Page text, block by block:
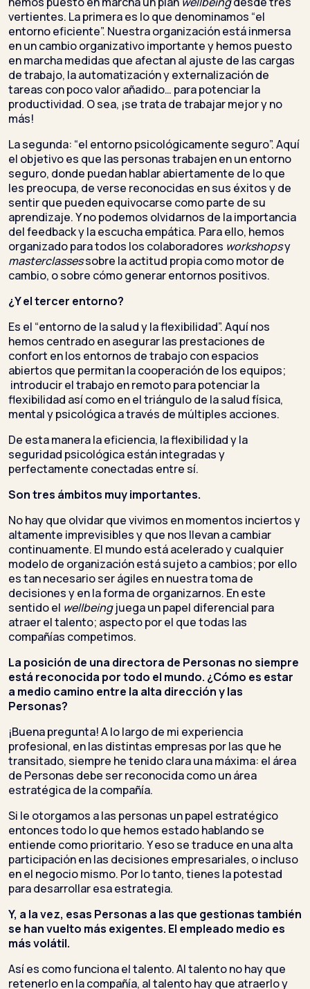
vertientes. La primera es lo que denominamos “el
entorno eficiente”. Nuestra organización está inmersa
en un cambio organizativo importante y hemos puesto
en marcha medidas que afectan al ajuste de las cargas
de trabajo, la automatización y externalización de
tareas con poco valor añadido… para potenciar la
productividad. O sea, ¡se trata de trabajar mejor y no
más!
La segunda: “el entorno psicológicamente seguro”. Aquí
el objetivo es que las personas trabajen en un entorno
seguro, donde puedan hablar abiertamente de lo que
les preocupa, de verse reconocidas en sus éxitos y de
sentir que pueden equivocarse como parte de su
aprendizaje. Y no podemos olvidarnos de la importancia
del feedback y la escucha empática. Para ello, hemos
organizado para todos los colaboradores workshopsy
masterclassessobre la actitud propia como motor de
cambio, o sobre cómo generar entornos positivos.
¿Y el tercer entorno?
Es el “entorno de la salud y la flexibilidad”. Aquí nos
hemos centrado en asegurar las prestaciones de
confort en los entornos de trabajo con espacios
abiertos que permitan la cooperación de los equipos;
introducir el trabajo en remoto para potenciar la
flexibilidad así como en el triángulo de la salud física,
mental y psicológica a través de múltiples acciones.
De esta manera la eficiencia, la flexibilidad y la
seguridad psicológica están integradas y
perfectamente conectadas entre sí.
Son tres ámbitos muy importantes.
No hay que olvidar que vivimos en momentos inciertos y
altamente imprevisibles y que nos llevan a cambiar
continuamente. El mundo está acelerado y cualquier
modelo de organización está sujeto a cambios; por ello
es tan necesario ser ágiles en nuestra toma de
decisiones y en la forma de organizarnos. En este
sentido el wellbeingjuega un papel diferencial para
atraer el talento; aspecto por el que todas las
compañías competimos.
La posición de una directora de Personas no siempre
está reconocida por todo el mundo. ¿Cómo es estar
a medio camino entre la alta dirección y las
Personas?
¡Buena pregunta! A lo largo de mi experiencia
profesional, en las distintas empresas por las que he
transitado, siempre he tenido clara una máxima: el área
de Personas debe ser reconocida como un área
estratégica de la compañía.
Si le otorgamos a las personas un papel estratégico
entonces todo lo que hemos estado hablando se
entiende como prioritario. Y eso se traduce en una alta
participación en las decisiones empresariales, o incluso
en el negocio mismo. Por lo tanto, tienes la potestad
para desarrollar esa estrategia.
Y, a la vez, esas Personas a las que gestionas también
se han vuelto más exigentes. El empleado medio es
más volátil.
Así es como funciona el talento. Al talento no hay que
retenerlo en la compañía, al talento hay que atraerlo y